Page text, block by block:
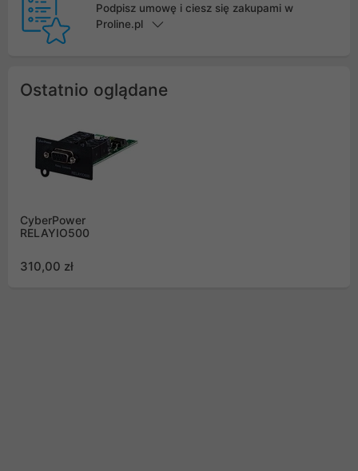
Podpisz umowę i ciesz się zakupami w
Proline.pl
Ostatnio oglądane
CyberPower
RELAYIO500
310,00 zł